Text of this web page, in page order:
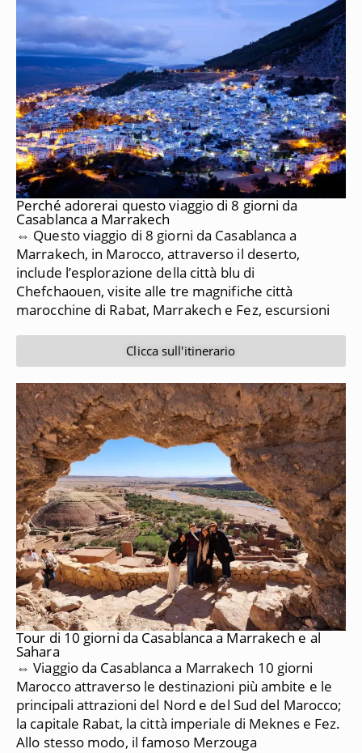
Perché adorerai questo viaggio di 8 giorni da
Casablanca a Marrakech
⇔ Questo viaggio di 8 giorni da Casablanca a
Marrakech, in Marocco, attraverso il deserto,
include l’esplorazione della città blu di
Chefchaouen, visite alle tre magnifiche città
marocchine di Rabat, Marrakech e Fez, escursioni
Clicca sull'itinerario
Tour di 10 giorni da Casablanca a Marrakech e al
Sahara
⇔ Viaggio da Casablanca a Marrakech 10 giorni
Marocco attraverso le destinazioni più ambite e le
principali attrazioni del Nord e del Sud del Marocco;
la capitale Rabat, la città imperiale di Meknes e Fez.
Allo stesso modo, il famoso Merzouga